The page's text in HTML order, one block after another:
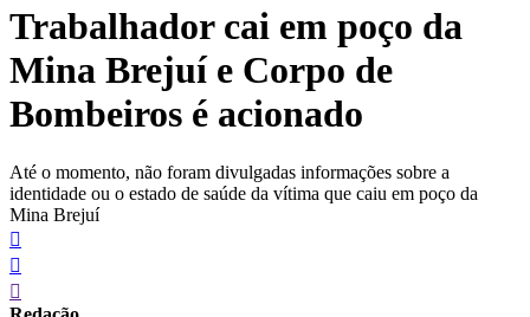
conteúdo
Trabalhador cai em poço da
Mina Brejuí e Corpo de
Bombeiros é acionado
Até o momento, não foram divulgadas informações sobre a
identidade ou o estado de saúde da vítima que caiu em poço da
Mina Brejuí